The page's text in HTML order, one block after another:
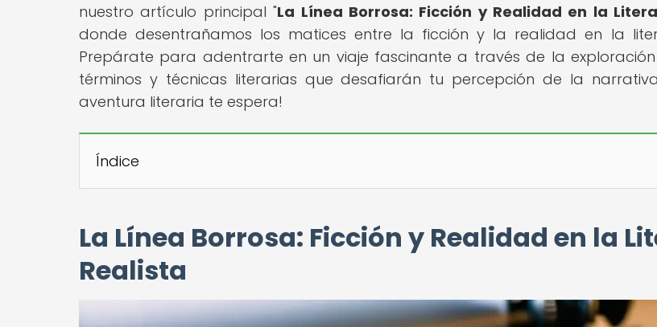
nuestro artículo principal "La Línea Borrosa: Ficción y Realidad en la
donde desentrañamos los matices entre la ficción y la realidad en la
Prepárate para adentrarte en un viaje fascinante a través de la
términos y técnicas literarias que desafiarán tu percepción de la
aventura literaria te espera!
Índice
La Línea Borrosa: Ficción y Realidad en la
Realista